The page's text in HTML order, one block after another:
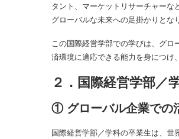
タント、マーケットリサーチャー
グローバルな未来への足掛かりとな
この国際経営学部での学びは、グ
済環境に適応できる能力を身につけ
２．国際経営学部／
① グローバル企業での
国際経営学部／学科の卒業生は、世